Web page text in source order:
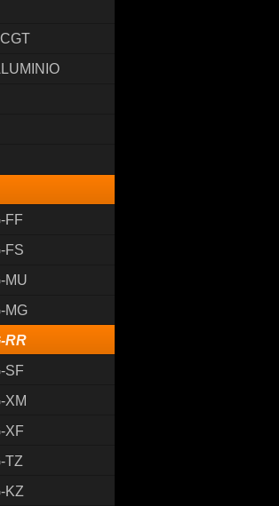
FF
FS
MU
MG
RR
SF
XM
XF
TZ
KZ